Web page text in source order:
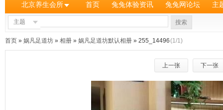
北京养生会所 首页 兔兔体验资讯 兔兔网论坛 主
主题 搜索
首页 » 娲凡足道坊 » 相册 » 娲凡足道坊默认相册 » 255_14496(1/1)
上一张 下一张